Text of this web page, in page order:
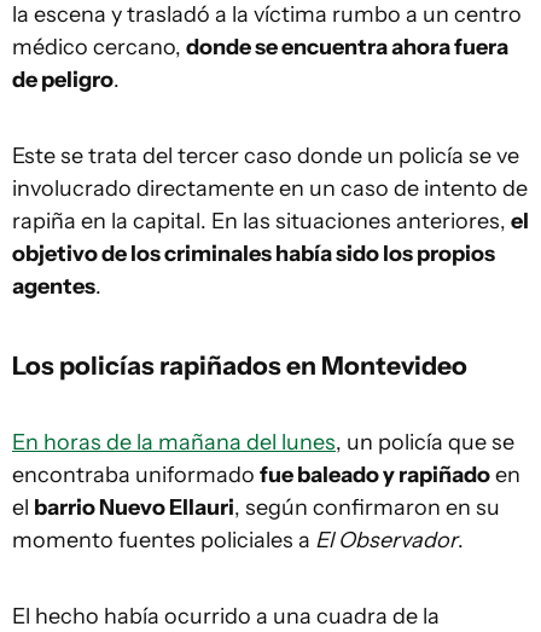
la escena y trasladó a la víctima rumbo a un centro
médico cercano, donde se encuentra ahora fuera
de peligro.
Este se trata del tercer caso donde un policía se ve
involucrado directamente en un caso de intento de
rapiña en la capital. En las situaciones anteriores, el
objetivo de los criminales había sido los propios
agentes.
Los policías rapiñados en Montevideo
En horas de la mañana del lunes, un policía que se
encontraba uniformado fue baleado y rapiñadoen
el barrio Nuevo Ellauri, según confirmaron en su
momento fuentes policiales a El Observador.
El hecho había ocurrido a una cuadra de la